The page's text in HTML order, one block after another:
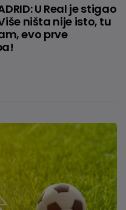
U Real je stigao
ništa nije isto, tu
evo prve